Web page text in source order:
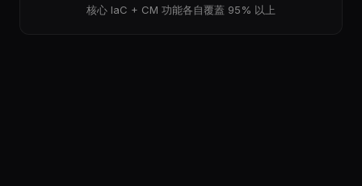
核心 IaC + CM 功能各自覆蓋 95% 以上